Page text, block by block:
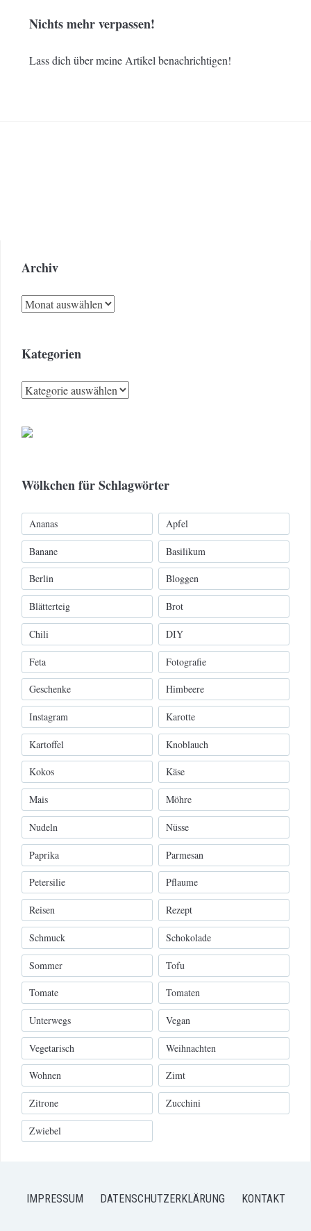
Nichts mehr verpassen!
Lass dich über meine Artikel benachrichtigen!
Archiv
Archiv
Kategorien
Kategorien
Wölkchen für Schlagwörter
Ananas Apfel
Banane Basilikum
Berlin Bloggen
Blätterteig Brot
Chili DIY
Feta Fotografie
Geschenke Himbeere
Instagram Karotte
Kartoffel Knoblauch
Kokos Käse
Mais Möhre
Nudeln Nüsse
Paprika Parmesan
Petersilie Pflaume
Reisen Rezept
Schmuck Schokolade
Sommer Tofu
Tomate Tomaten
Unterwegs Vegan
Vegetarisch Weihnachten
Wohnen Zimt
Zitrone Zucchini
Zwiebel
IMPRESSUM DATENSCHUTZERKLÄRUNG KONTAKT